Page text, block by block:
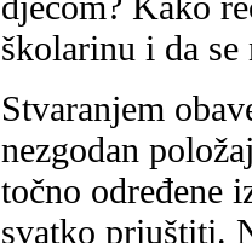
školarinu i da se
Stvaranjem
nezgodan
točno određene
svatko priuštiti.